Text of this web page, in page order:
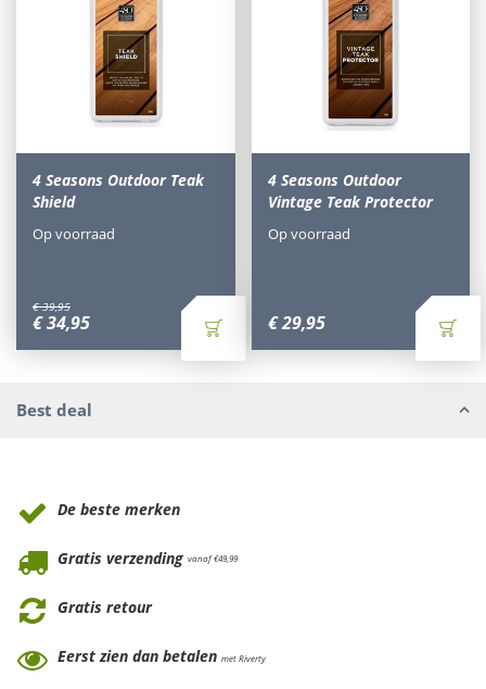
4 Seasons Outdoor Teak
Shield
€ 39,95
€34,95
Op voorraad
4 Seasons Outdoor
Vintage Teak Protector
€29,95
Op voorraad
Best deal
De beste merken
Gratis verzending vanaf €49,99
Gratis retour
Eerst zien dan betalen met Riverty